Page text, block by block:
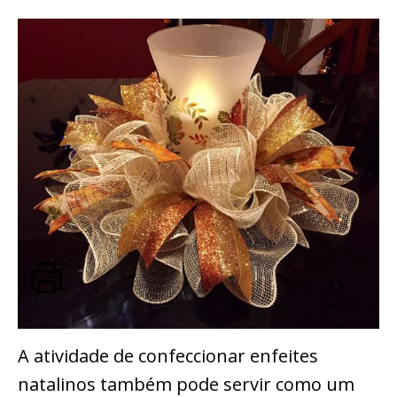
A atividade de confeccionar enfeites
natalinos também pode servir como um